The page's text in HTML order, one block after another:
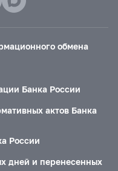
обмена
Банка России
актов Банка
России
дней и перенесенных